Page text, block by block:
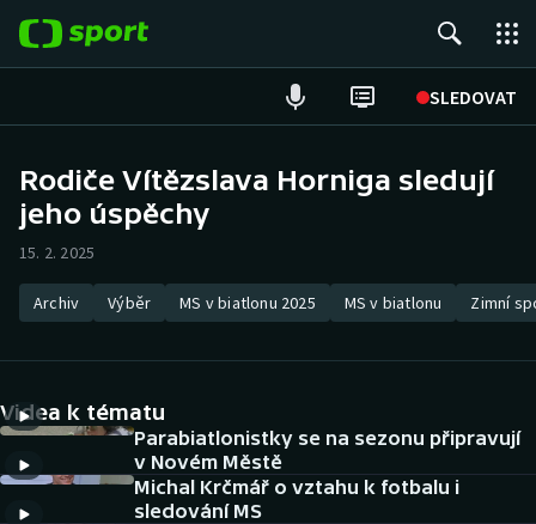
SLEDOVAT
Hokej
Atletika
DALŠÍ SPORTY
Americký fotbal
NEPŘEHLÉDNĚTE
Rodiče Vítězslava Horniga sledují
jeho úspěchy
15. 2. 2025
Archiv Výběr MS v biatlonu 2025 MS v biatlonu Zimní
Videa k tématu
Parabiatlonistky se na sezonu připravují
v Novém Městě
Michal Krčmář o vztahu k fotbalu i
sledování MS